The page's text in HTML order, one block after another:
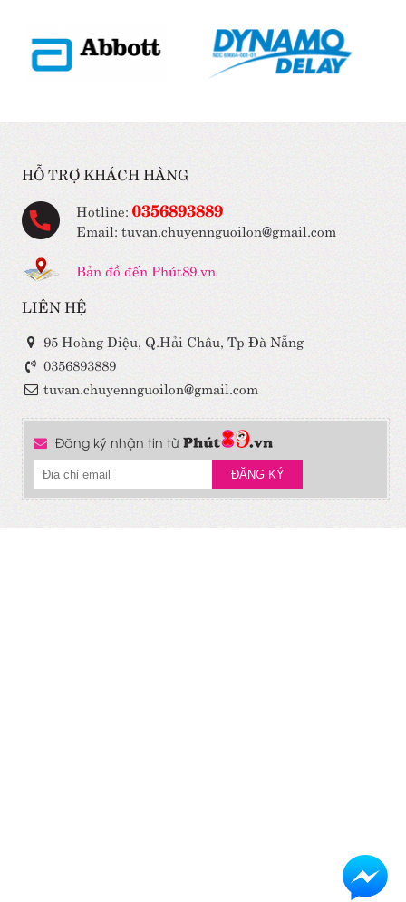
HỖ TRỢ KHÁCH HÀNG
Hotline: 0356893889
Email: tuvan.chuyennguoilon@gmail.com
Bản đồ đến Phút89.vn
LIÊN HỆ
95 Hoàng Diệu, Q.Hải Châu, Tp Đà Nẵng
0356893889
tuvan.chuyennguoilon@gmail.com
Đăng ký nhận tin từ